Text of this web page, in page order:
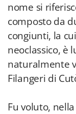
nome si
composto da
congiunti, la
neoclassico, è
naturalmente
Filangeri di
Fu voluto,